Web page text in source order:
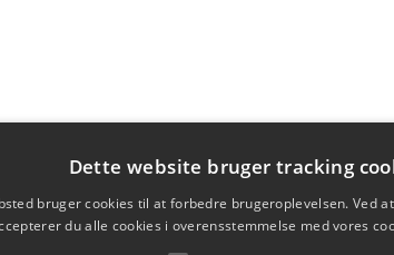
Dette website bruger tracking
bruger cookies til at forbedre brugeroplevelsen. Ved
du alle cookies i overensstemmelse med vores